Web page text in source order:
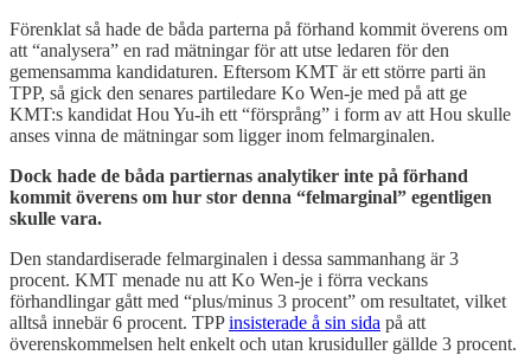
Förenklat så hade de båda parterna på förhand kommit överens om
att “analysera” en rad mätningar för att utse ledaren för den
gemensamma kandidaturen. Eftersom KMT är ett större parti än
TPP, så gick den senares partiledare Ko Wen-je med på att ge
KMT:s kandidat Hou Yu-ih ett “försprång” i form av att Hou skulle
anses vinna de mätningar som ligger inom felmarginalen.
Dock hade de båda partiernas analytiker inte på förhand
kommit överens om hur stor denna “felmarginal” egentligen
skulle vara.
Den standardiserade felmarginalen i dessa sammanhang är 3
procent. KMT menade nu att Ko Wen-je i förra veckans
förhandlingar gått med “plus/minus 3 procent” om resultatet, vilket
alltså innebär 6 procent. TPPinsisterade å sin sida på att
överenskommelsen helt enkelt och utan krusiduller gällde 3 procent.